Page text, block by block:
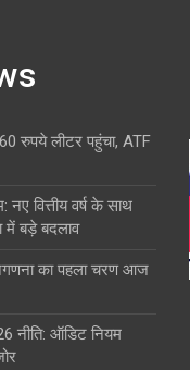
रुपये लीटर पहुंचा, ATF
वित्तीय वर्ष के साथ
में बड़े बदलाव
का पहला चरण आज
नीति: ऑडिट नियम